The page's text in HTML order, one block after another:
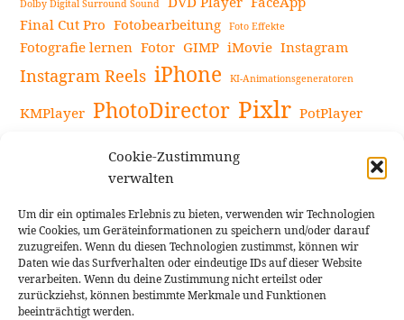
Cookie-Zustimmung
verwalten
Um dir ein optimales Erlebnis zu bieten, verwenden wir Technologien
wie Cookies, um Geräteinformationen zu speichern und/oder darauf
zuzugreifen. Wenn du diesen Technologien zustimmst, können wir
Daten wie das Surfverhalten oder eindeutige IDs auf dieser Website
verarbeiten. Wenn du deine Zustimmung nicht erteilst oder
zurückziehst, können bestimmte Merkmale und Funktionen
beeinträchtigt werden.
Dolby Digital Surround Sound
Final Cut Pro Fotobearbeitung Foto Effekte
Fotografie lernen Fotor GIMP iMovie Instagram
Instagram Reels iPhone KI-Animationsgeneratoren
KMPlayer PhotoDirector Pixlr PotPlayer
Snapseed
Videoaufnahmen Tipps Videobearbeitung
Videoeffekte Vlogit YouTube-Kanal YouTube-Videos